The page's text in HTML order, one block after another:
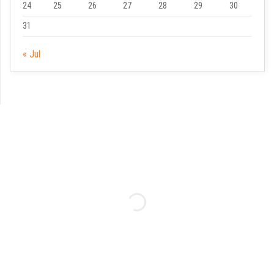
24
25 26 27 28 29
30
31
« Jul